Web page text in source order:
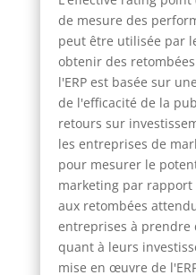
de mesure des
peut être utilisée par
obtenir des
l'ERP est basée sur
de l'efficacité de la
retours sur
les entreprises de
pour mesurer le
marketing par rapport
aux retombées
entreprises à prendre
quant à leurs
mise en œuvre de